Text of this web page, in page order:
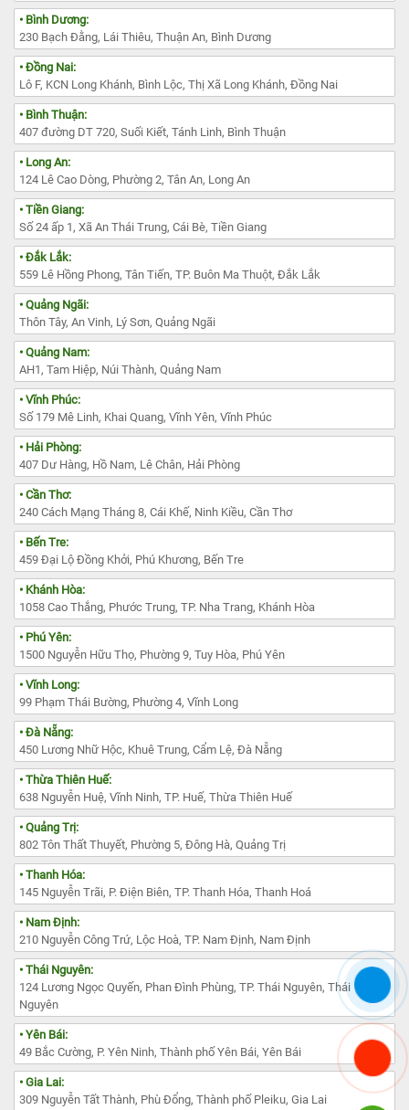
• Bình Dương:
230 Bạch Đằng, Lái Thiêu, Thuận An, Bình Dương
• Đồng Nai:
Lô F, KCN Long Khánh, Bình Lộc, Thị Xã Long Khánh, Đồng Nai
• Bình Thuận:
407 đường DT 720, Suối Kiết, Tánh Linh, Bình Thuận
• Long An:
124 Lê Cao Dòng, Phường 2, Tân An, Long An
• Tiền Giang:
Số 24 ấp 1, Xã An Thái Trung, Cái Bè, Tiền Giang
• Đắk Lắk:
559 Lê Hồng Phong, Tân Tiến, TP. Buôn Ma Thuột, Đắk Lắk
• Quảng Ngãi:
Thôn Tây, An Vinh, Lý Sơn, Quảng Ngãi
• Quảng Nam:
AH1, Tam Hiệp, Núi Thành, Quảng Nam
• Vĩnh Phúc:
Số 179 Mê Linh, Khai Quang, Vĩnh Yên, Vĩnh Phúc
• Hải Phòng:
407 Dư Hàng, Hồ Nam, Lê Chân, Hải Phòng
• Cần Thơ:
240 Cách Mạng Tháng 8, Cái Khế, Ninh Kiều, Cần Thơ
• Bến Tre:
459 Đại Lộ Đồng Khởi, Phú Khương, Bến Tre
• Khánh Hòa:
1058 Cao Thắng, Phước Trung, TP. Nha Trang, Khánh Hòa
• Phú Yên:
1500 Nguyễn Hữu Thọ, Phường 9, Tuy Hòa, Phú Yên
• Vĩnh Long:
99 Phạm Thái Bường, Phường 4, Vĩnh Long
• Đà Nẵng:
450 Lương Nhữ Hộc, Khuê Trung, Cẩm Lệ, Đà Nẵng
• Thừa Thiên Huế:
638 Nguyễn Huệ, Vĩnh Ninh, TP. Huế, Thừa Thiên Huế
• Quảng Trị:
802 Tôn Thất Thuyết, Phường 5, Đông Hà, Quảng Trị
• Thanh Hóa:
145 Nguyễn Trãi, P. Điện Biên, TP. Thanh Hóa, Thanh Hoá
• Nam Định:
210 Nguyễn Công Trứ, Lộc Hoà, TP. Nam Định, Nam Định
• Thái Nguyên:
124 Lương Ngọc Quyến, Phan Đình Phùng, TP. Thái Nguyên, Thái
Nguyên
• Yên Bái:
49 Bắc Cường, P. Yên Ninh, Thành phố Yên Bái, Yên Bái
• Gia Lai:
309 Nguyễn Tất Thành, Phù Đổng, Thành phố Pleiku, Gia Lai